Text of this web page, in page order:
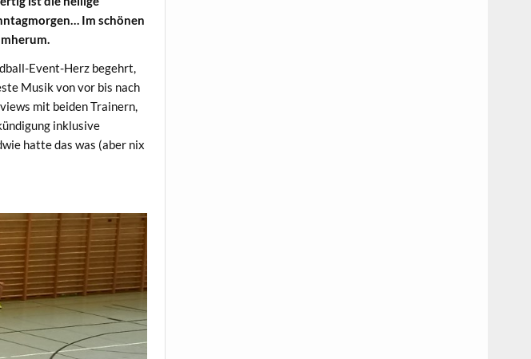
Im schönen
Event-Herz begehrt,
Musik von vor bis nach
mit beiden Trainern,
inklusive
hatte das was (aber nix